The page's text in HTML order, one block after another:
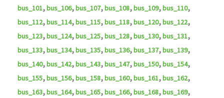
bus_101,bus_106,bus_107,bus_108,bus_109,bus_110,
bus_112,bus_114,bus_115,bus_118,bus_120,bus_122,
bus_123,bus_124,bus_125,bus_128,bus_130,bus_131,
bus_133,bus_134,bus_135,bus_136,bus_137,bus_139,
bus_140,bus_142,bus_143,bus_147,bus_150,bus_154,
bus_155,bus_156,bus_158,bus_160,bus_161,bus_162,
bus_163,bus_164,bus_165,bus_166,bus_168,bus_169,